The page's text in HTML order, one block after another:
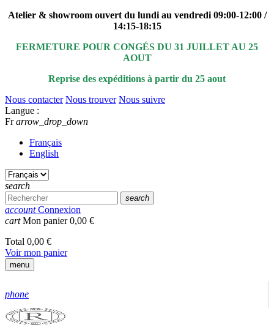
Atelier & showroom ouvert du lundi au vendredi 09:00-12:00 /
14:15-18:15
FERMETURE POUR CONGÉS DU 31 JUILLET AU 25
AOUT
Reprise des expéditions à partir du 25 aout
Nous contacter Nous trouver Nous suivre
Langue :
Fr arrow_drop_down
Français
English
search
search
account Connexion
cart Mon panier0,00 €
Total 0,00 €
Voir mon panier
menu
phone